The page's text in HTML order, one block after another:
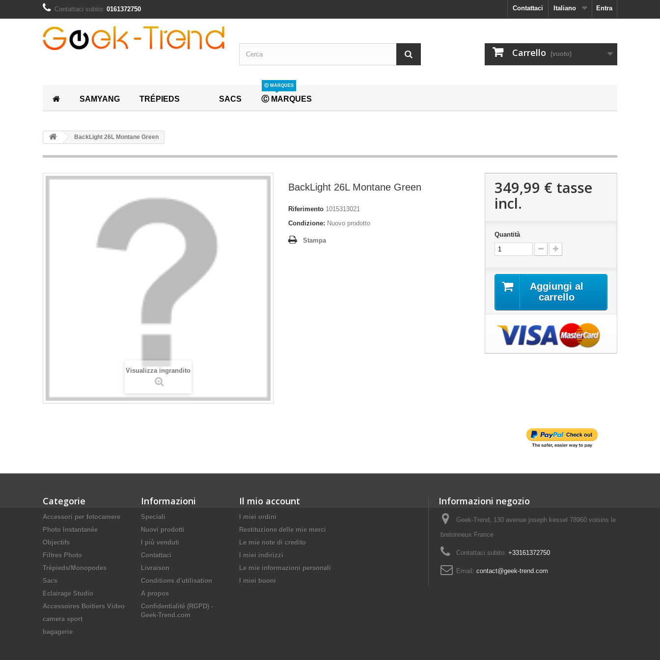
Entra
Italiano
Contattaci
Contattaci subito: 0161372750
Carrello (vuoto)
SAMYANG TRÉPIEDS SACS Ⓒ MARQUES
Ⓒ MARQUES
BackLight 26L Montane Green
Visualizza ingrandito
BackLight 26L Montane Green
Riferimento 1015313021
Condizione: Nuovo prodotto
Stampa
349,99 € tasse
incl.
Quantità
Aggiungi al
carrello
Categorie
Accessori per fotocamere
Photo Instantanée
Objectifs
Filtres Photo
Trépieds/Monopodes
Sacs
Eclairage Studio
Accessoires Boitiers Video
camera sport
bagagerie
Informazioni
Speciali
Nuovi prodotti
I più venduti
Contattaci
Livraison
Conditions d'utilisation
A propos
Confidentialité (RGPD) -
Geek-Trend.com
Il mio account
I miei ordini
Restituzione delle mie merci
Le mie note di credito
I miei indirizzi
Le mie informazioni personali
I miei buoni
Informazioni negozio
Geek-Trend, 130 avenue joseph kessel 78960 voisins le
bretonneux France
Contattaci subito: +33161372750
Email: contact@geek-trend.com